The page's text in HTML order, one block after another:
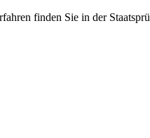
finden Sie in der